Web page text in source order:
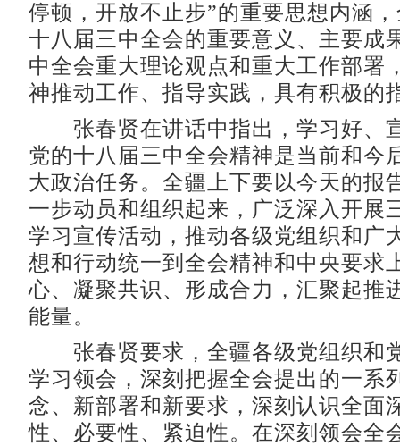
停顿，开放不止步”的重要思想内涵
十八届三中全会的重要意义、主要成
中全会重大理论观点和重大工作部署
神推动工作、指导实践，具有积极的
张春贤在讲话中指出，学习好、
党的十八届三中全会精神是当前和今
大政治任务。全疆上下要以今天的报
一步动员和组织起来，广泛深入开展
学习宣传活动，推动各级党组织和广
想和行动统一到全会精神和中央要求
心、凝聚共识、形成合力，汇聚起推
能量。
张春贤要求，全疆各级党组织和
学习领会，深刻把握全会提出的一系
念、新部署和新要求，深刻认识全面
性、必要性、紧迫性。在深刻领会全